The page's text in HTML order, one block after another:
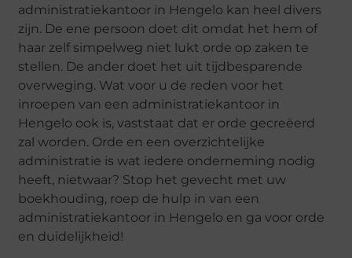
administratiekantoor in Hengelo kan heel divers
zijn. De ene persoon doet dit omdat het hem of
haar zelf simpelweg niet lukt orde op zaken te
stellen. De ander doet het uit tijdbesparende
overweging. Wat voor u de reden voor het
inroepen van een administratiekantoor in
Hengelo ook is, vaststaat dat er orde gecreëerd
zal worden. Orde en een overzichtelijke
administratie is wat iedere onderneming nodig
heeft, nietwaar? Stop het gevecht met uw
boekhouding, roep de hulp in van een
administratiekantoor in Hengelo en ga voor orde
en duidelijkheid!